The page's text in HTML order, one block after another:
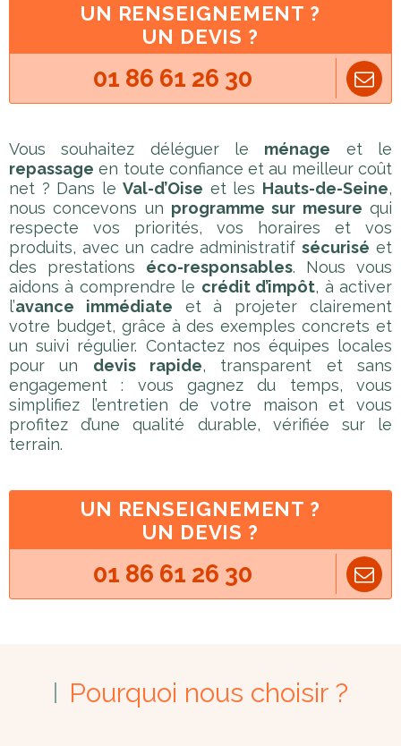
UN RENSEIGNEMENT ?
UN DEVIS ?
01 86 61 26 30
Vous souhaitez déléguer le ménage et le
repassage en toute confiance et au meilleur coût
net ? Dans leVal-d’Oise et les Hauts-de-Seine,
nous concevons un programme sur mesure qui
respecte vos priorités, vos horaires et vos
produits, avec un cadre administratifsécurisé et
des prestations éco-responsables. Nous vous
aidons à comprendre le crédit d’impôt, à activer
l’avance immédiate et à projeter clairement
votre budget, grâce à des exemples concrets et
un suivi régulier. Contactez nos équipes locales
pour un devis rapide, transparent et sans
engagement : vous gagnez du temps, vous
simplifiez l’entretien de votre maison et vous
profitez d’une qualité durable, vérifiée sur le
terrain.
UN RENSEIGNEMENT ?
UN DEVIS ?
01 86 61 26 30
Pourquoi nous choisir ?